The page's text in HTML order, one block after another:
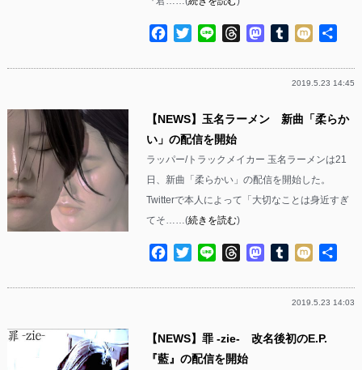
Facebook
TwitterLine ThreadsMastodon
Tumblr
Mixi
2019.5.23 14:45
【NEWS】玉名ラーメン 新曲「柔らか
い」の配信を開始
ラッパー/トラックメイカー 玉名ラーメンは21
日、新曲「柔らかい」の配信を開始した。
Twitterで本人によって「大切なことは身近すぎ
てそ……(続きを読む)
Facebook
TwitterLine ThreadsMastodon
Tumblr
Mixi
2019.5.23 14:03
【NEWS】罪 -zie- 改名後初のE.P.
『藍』の配信を開始